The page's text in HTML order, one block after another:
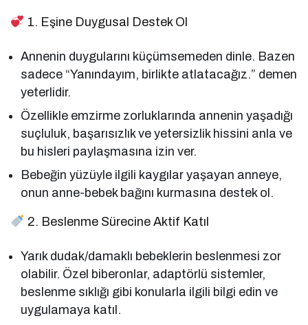
1. Eşine Duygusal Destek Ol
Annenin duygularını küçümsemeden dinle. Bazen
sadece “Yanındayım, birlikte atlatacağız.” demen
yeterlidir.
Özellikle emzirme zorluklarında annenin yaşadığı
suçluluk, başarısızlık ve yetersizlik hissini anla ve
bu hisleri paylaşmasına izin ver.
Bebeğin yüzüyle ilgili kaygılar yaşayan anneye,
onun anne-bebek bağını kurmasına destek ol.
2. Beslenme Sürecine Aktif Katıl
Yarık dudak/damaklı bebeklerin beslenmesi zor
olabilir. Özel biberonlar, adaptörlü sistemler,
beslenme sıklığı gibi konularla ilgili bilgi edin ve
uygulamaya katıl.